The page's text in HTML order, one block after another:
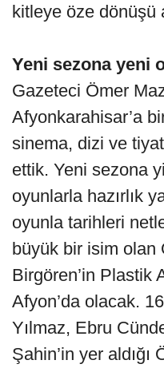
kitleye öze dönüşü
Yeni sezona yeni
Gazeteci Ömer
Afyonkarahisar’a
sinema, dizi ve
ettik. Yeni sezona
oyunlarla hazırlık
oyunla tarihleri
büyük bir isim olan
Birgören’in Plastik
Afyon’da olacak.
Yılmaz, Ebru
Şahin’in yer aldığı